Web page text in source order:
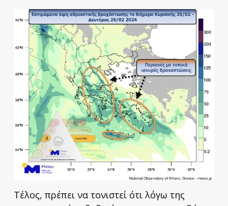
Τέλος, πρέπει να τονιστεί ότι λόγω της